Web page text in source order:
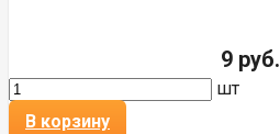
9 руб.
шт
В корзину